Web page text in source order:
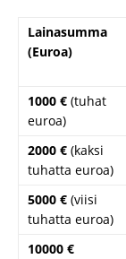
Lainasumma
(Euroa)
1000 € (tuhat
euroa)
2000 € (kaksi
tuhatta euroa)
5000 € (viisi
tuhatta euroa)
10000 €